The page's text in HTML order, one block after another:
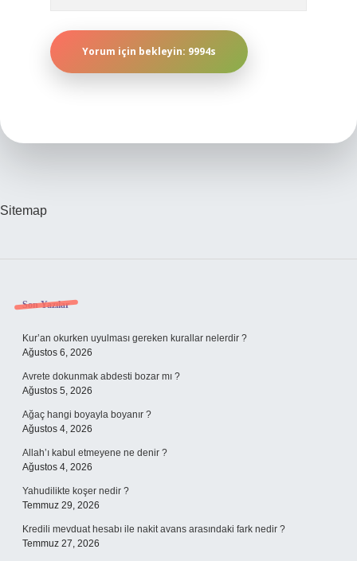
Sitemap
Sidebar
Son Yazılar
Kur’an okurken uyulması gereken kurallar nelerdir ?
Ağustos 6, 2026
Avrete dokunmak abdesti bozar mı ?
Ağustos 5, 2026
Ağaç hangi boyayla boyanır ?
Ağustos 4, 2026
Allah’ı kabul etmeyene ne denir ?
Ağustos 4, 2026
Yahudilikte koşer nedir ?
Temmuz 29, 2026
Kredili mevduat hesabı ile nakit avans arasındaki fark nedir ?
Temmuz 27, 2026